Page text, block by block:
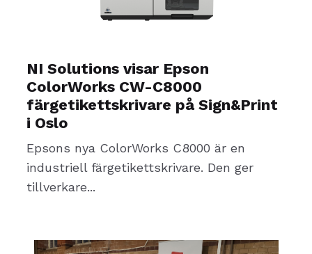
NI Solutions visar Epson
ColorWorks CW-C8000
färgetikettskrivare på Sign&Print
i Oslo
Epsons nya ColorWorks C8000 är en
industriell färgetikettskrivare. Den ger
tillverkare...